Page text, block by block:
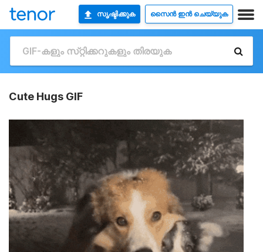
സൃഷ്ടിക്കുക സൈൻ ഇൻ ചെയ്യുക
Cute Hugs GIF